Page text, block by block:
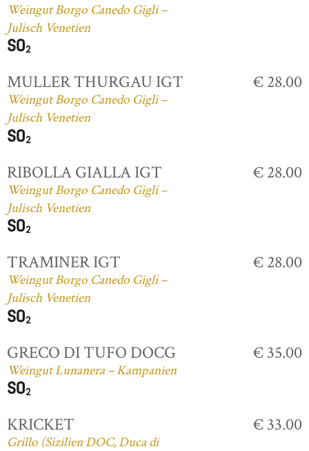
Weingut Borgo Canedo Gigli –
Julisch Venetien
MULLER THURGAU IGT
Weingut Borgo Canedo Gigli –
Julisch Venetien
€ 28.00
RIBOLLA GIALLA IGT
Weingut Borgo Canedo Gigli –
Julisch Venetien
€ 28.00
TRAMINER IGT
Weingut Borgo Canedo Gigli –
Julisch Venetien
€ 28.00
GRECO DI TUFO DOCG
Weingut Lunanera – Kampanien
€ 35.00
KRICKET
Grillo (Sizilien DOC, Duca di
€ 33.00